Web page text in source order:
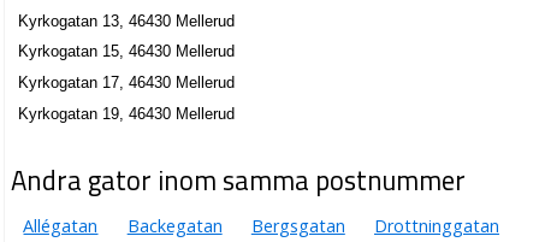
Kyrkogatan 13, 46430 Mellerud
Kyrkogatan 15, 46430 Mellerud
Kyrkogatan 17, 46430 Mellerud
Kyrkogatan 19, 46430 Mellerud
Andra gator inom samma postnummer
Allégatan Backegatan Bergsgatan
Drottninggatan